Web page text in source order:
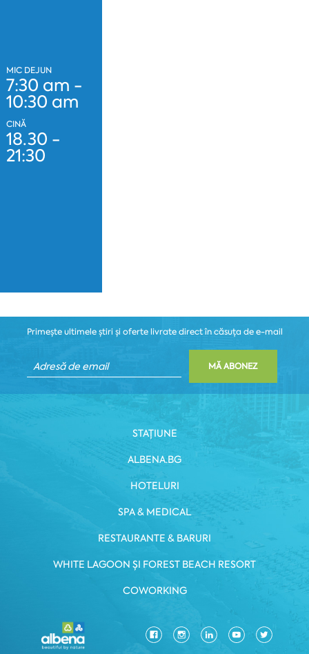
MIC DEJUN
7:30 am -
10:30 am
CINĂ
18.30 -
21:30
Primește ultimele știri și oferte livrate direct în căsuța de e-mail
MĂ ABONEZ
STAȚIUNE
ALBENA.BG
HOTELURI
SPA & MEDICAL
RESTAURANTE & BARURI
WHITE LAGOON ȘI FOREST BEACH RESORT
COWORKING